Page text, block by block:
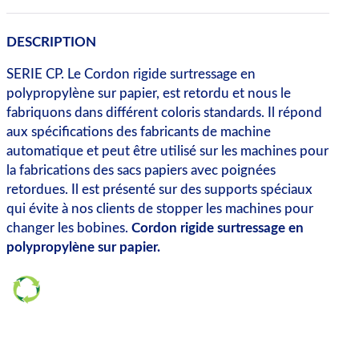
DESCRIPTION
SERIE CP. Le Cordon rigide surtressage en
polypropylène sur papier, est retordu et nous le
fabriquons dans différent coloris standards. Il répond
aux spécifications des fabricants de machine
automatique et peut être utilisé sur les machines pour
la fabrications des sacs papiers avec poignées
retordues. Il est présenté sur des supports spéciaux
qui évite à nos clients de stopper les machines pour
changer les bobines. Cordon rigide surtressage en
polypropylène sur papier.